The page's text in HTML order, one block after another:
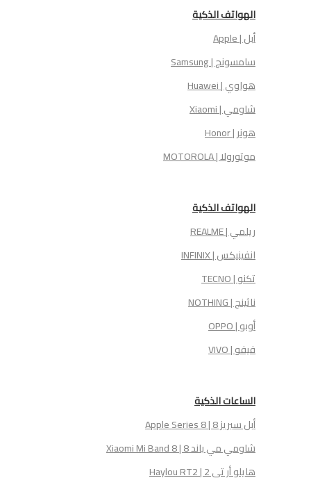
الهواتف الذكية
سامسونج | Samsung
هواوي | Huawei
شاومي | Xiaomi
موتورولا | MOTOROLA
الهواتف الذكية
ريلمي | REALME
انفينيكس | INFINIX
ناثينج | NOTHING
فيفو | VIVO
الساعات الذكية
أبل سيريز 8 | Apple Series 8
شاومي مي باند 8 | Xiaomi Mi Band 8
هايلو أر تي 2 | Haylou RT2